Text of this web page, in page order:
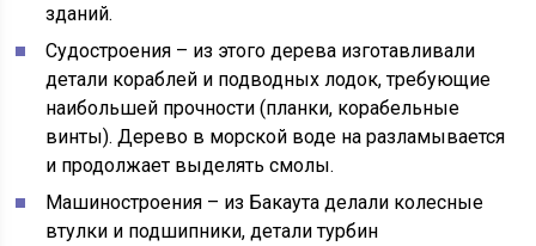
зданий.
Судостроения – из этого дерева изготавливали
детали кораблей и подводных лодок, требующие
наибольшей прочности (планки, корабельные
винты). Дерево в морской воде на разламывается
и продолжает выделять смолы.
Машиностроения – из Бакаута делали колесные
втулки и подшипники, детали турбин